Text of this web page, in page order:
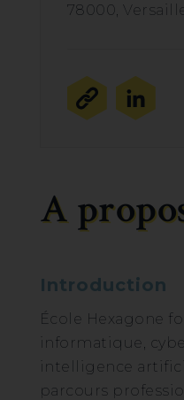
78000,
A
Introduction
École Hexagone
informatique,
intelligence
parcours